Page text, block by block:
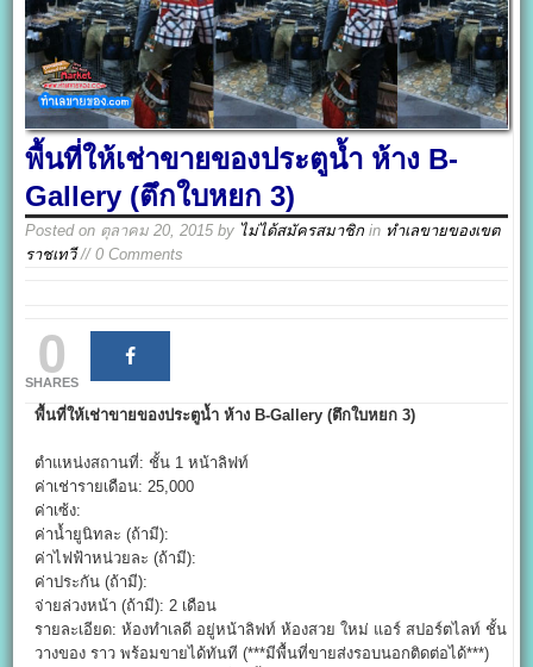
พื้นที่ให้เช่าขายของประตูน้ำ ห้าง B-
Gallery (ตึกใบหยก 3)
Posted on ตุลาคม 20, 2015 by ไม่ได้สมัครสมาชิก in ทำเลขายของเขต
ราชเทวี// 0 Comments
0
SHARES
พื้นที่ให้เช่าขายของประตูน้ำ ห้าง B-Gallery (ตึกใบหยก 3)
ตำแหน่งสถานที่: ชั้น 1 หน้าลิฟท์
ค่าเช่ารายเดือน: 25,000
ค่าเซ้ง:
ค่าน้ำยูนิทละ (ถ้ามี):
ค่าไฟฟ้าหน่วยละ (ถ้ามี):
ค่าประกัน (ถ้ามี):
จ่ายล่วงหน้า (ถ้ามี): 2 เดือน
รายละเอียด: ห้องทำเลดี อยู่หน้าลิฟท์ ห้องสวย ใหม่ แอร์ สปอร์ตไลท์ ชั้น
วางของ ราว พร้อมขายได้ทันที (***มีพื้นที่ขายส่งรอบนอกติดต่อได้***)